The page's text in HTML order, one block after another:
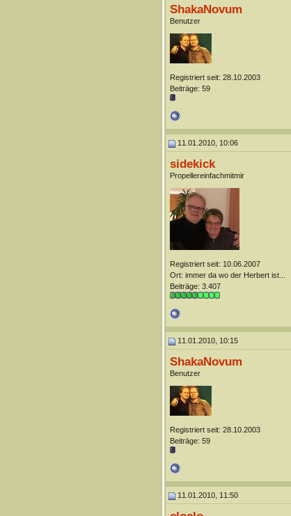
ShakaNovum
Benutzer
Registriert seit: 28.10.2003
Beiträge: 59
11.01.2010, 10:06
sidekick
Propellereinfachmitmir
Registriert seit: 10.06.2007
Ort: immer da wo der Herbert ist...
Beiträge: 3.407
11.01.2010, 10:15
ShakaNovum
Benutzer
Registriert seit: 28.10.2003
Beiträge: 59
11.01.2010, 11:50